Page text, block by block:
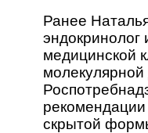
Ранее
эндокринолог
медицинской
молекулярной
скрытой